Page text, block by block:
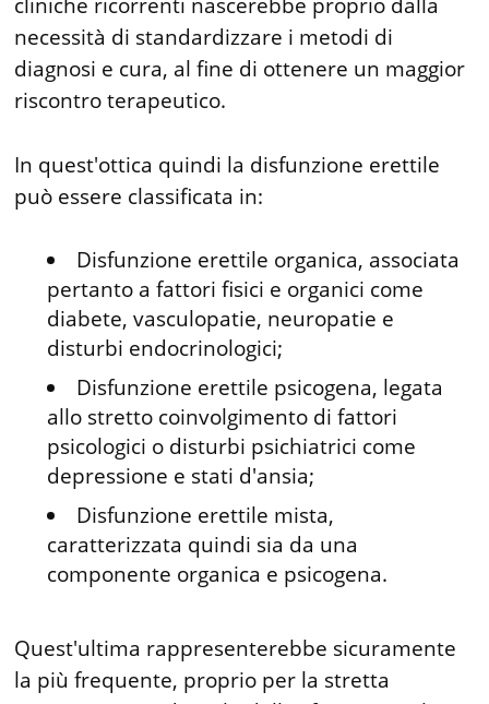
necessità di standardizzare i metodi di
diagnosi e cura, al fine di ottenere un maggior
riscontro terapeutico.
In quest'ottica quindi la disfunzione erettile
può essere classificata in:
Disfunzione erettile organica, associata
pertanto a fattori fisici e organici come
diabete, vasculopatie, neuropatie e
disturbi endocrinologici;
Disfunzione erettile psicogena, legata
allo stretto coinvolgimento di fattori
psicologici o disturbi psichiatrici come
depressione e stati d'ansia;
Disfunzione erettile mista,
caratterizzata quindi sia da una
componente organica e psicogena.
Quest'ultima rappresenterebbe sicuramente
la più frequente, proprio per la stretta